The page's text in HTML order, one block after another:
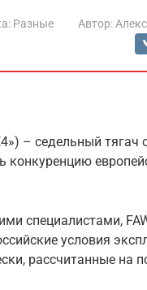
Разные Автор:
– седельный тягач
конкуренцию
специалистами,
условия
рассчитанные на